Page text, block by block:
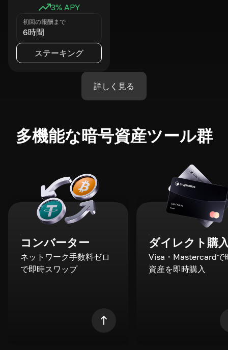
3% APY
初回の報酬まで
6時間
ステーキング
詳しく見る
多機能な暗号資産ツール群
コンバーター
ネットワーク手数料ゼロ
で即時スワップ
ダイレクト購
Visa・Mastercardで
資産を即時購入